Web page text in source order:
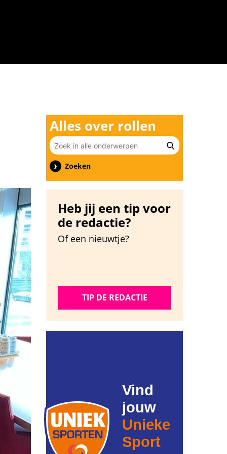
Alles over rollen
Zoeken
Heb jij een tip voor
de redactie?
Of een nieuwtje?
TIP DE REDACTIE
Vind
jouw
Unieke
Sport